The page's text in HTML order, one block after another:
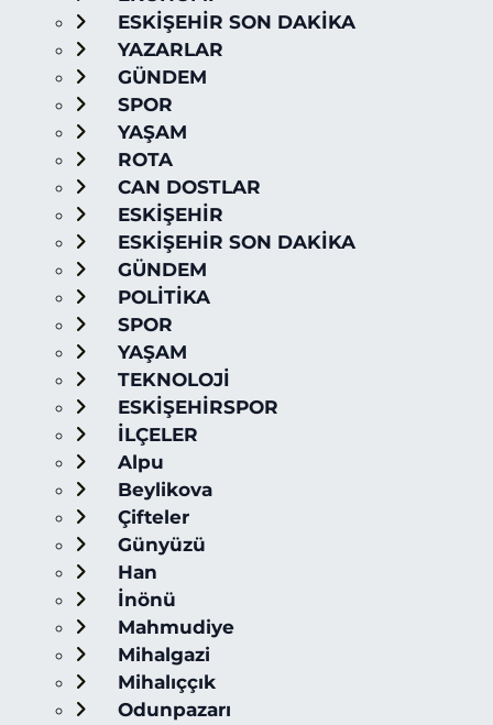
ESKİŞEHİR SON DAKİKA
YAZARLAR
GÜNDEM
SPOR
YAŞAM
ROTA
CAN DOSTLAR
ESKİŞEHİR
ESKİŞEHİR SON DAKİKA
GÜNDEM
POLİTİKA
SPOR
YAŞAM
TEKNOLOJİ
ESKİŞEHİRSPOR
İLÇELER
Alpu
Beylikova
Çifteler
Günyüzü
Han
İnönü
Mahmudiye
Mihalgazi
Mihalıççık
Odunpazarı